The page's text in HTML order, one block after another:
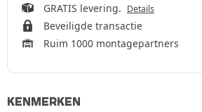
GRATIS levering. Details
Beveiligde transactie
Ruim 1000 montagepartners
KENMERKEN